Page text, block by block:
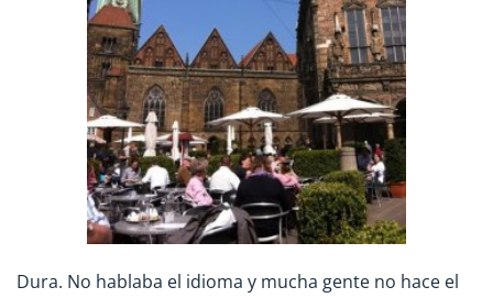
Dura. No hablaba el idioma y mucha gente no hace el